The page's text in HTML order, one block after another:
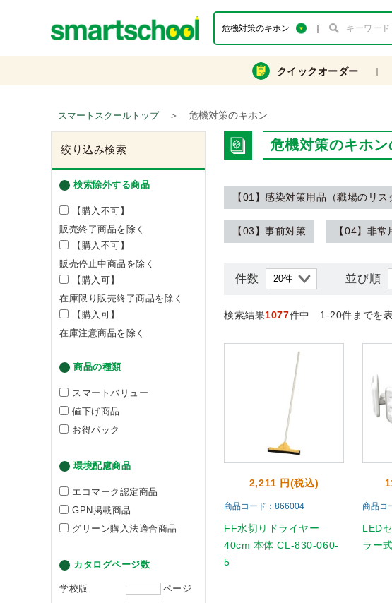
クイックオーダー
スマートスクールトップ ＞ 危機対策のキホン
絞り込み検索
検索除外する商品
【購入不可】
販売終了商品を除く
【購入不可】
販売停止中商品を除く
【購入可】
在庫限り販売終了商品を除く
【購入可】
在庫注意商品を除く
商品の種類
スマートバリュー
値下げ商品
お得パック
環境配慮商品
エコマーク認定商品
GPN掲載商品
グリーン購入法適合商品
カタログページ数
学校版
ページ
危機対策のキホ
【01】感染対策用品（職場のリス
【03】事前対策 【04】非常
件数 並び順
検索結果1077件中 1-20件までを
2,211 円(税込)
商品コード：866004
FF水切りドライヤー
40cm 本体 CL-830-060-
5
商品コ
LED
ラー